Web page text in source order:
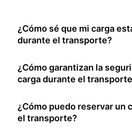
¿Cómo sé que mi carga
durante el transporte?
¿Cómo garantizan la
carga durante el
¿Cómo puedo reservar un
el transporte?